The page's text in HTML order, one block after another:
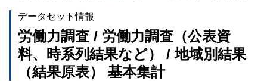
データセット情報
労働力調査 / 労働力調査（公表資
料、時系列結果など） / 地域別結果
（結果原表） 基本集計